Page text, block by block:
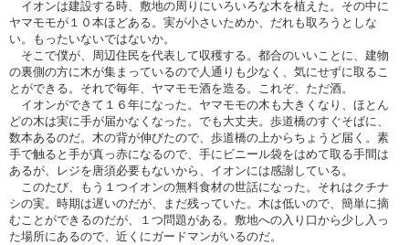
イオンは建設する時、敷地の周りにいろいろな木を植えた。その中に
ヤマモモが１０本ほどある。実が小さいためか、だれも取ろうとしな
い。もったいないではないか。
そこで僕が、周辺住民を代表して収穫する。都合のいいことに、建物
の裏側の方に木が集まっているので人通りも少なく、気にせずに取るこ
とができる。それで毎年、ヤマモモ酒を造る。これぞ、ただ酒。
イオンができて１６年になった。ヤマモモの木も大きくなり、ほとん
どの木は実に手が届かなくなった。でも大丈夫。歩道橋のすぐそばに、
数本あるのだ。木の背が伸びたので、歩道橋の上からちょうど届く。素
手で触ると手が真っ赤になるので、手にビニール袋をはめて取る手間は
あるが、レジを唐須必要もないから、イオンには感謝している。
このたび、もう１つイオンの無料食材の世話になった。それはクチナ
シの実。時期は遅いのだが、まだ残っていた。木は低いので、簡単に摘
むことができるのだが、１つ問題がある。敷地への入り口から少し入っ
た場所にあるので、近くにガードマンがいるのだ。